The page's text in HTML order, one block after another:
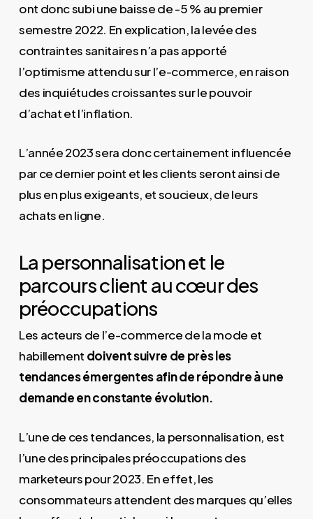
ont donc subi une baisse de -5 % au premier
semestre 2022. En explication, la levée des
contraintes sanitaires n’a pas apporté
l’optimisme attendu sur l’e-commerce, en raison
des inquiétudes croissantes sur le pouvoir
d’achat et l’inflation.
L’année 2023 sera donc certainement influencée
par ce dernier point et les clients seront ainsi de
plus en plus exigeants, et soucieux, de leurs
achats en ligne.
La personnalisation et le
parcours client au cœur des
préoccupations
Les acteurs de l’e-commerce de la mode et
habillement doivent suivre de près les
tendances émergentes afin de répondre à une
demande en constante évolution.
L’une de ces tendances, la personnalisation, est
l’une des principales préoccupations des
marketeurs pour 2023. En effet, les
consommateurs attendent des marques qu’elles